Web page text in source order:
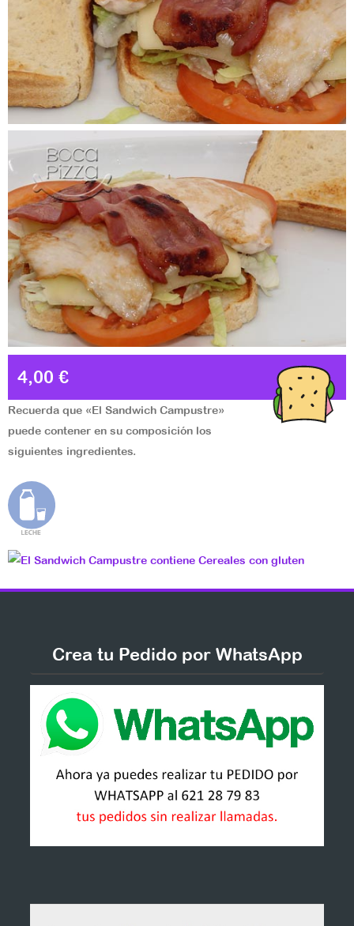
4,00 €
Recuerda que «El Sandwich Campustre»
puede contener en su composición los
siguientes ingredientes.
Crea tu Pedido por WhatsApp